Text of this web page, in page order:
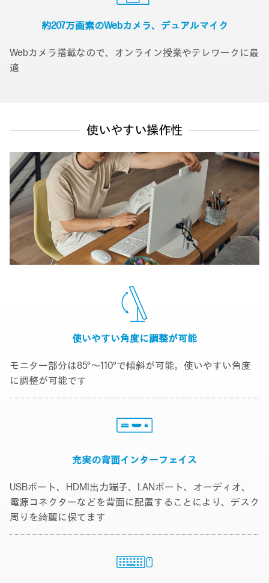
約207万画素のWebカメラ、 デュアルマイク
Webカメラ搭載なので、オンライン授業やテレワークに最
適
使いやすい操作性
使いやすい角度に調整が可能
モニター部分は85°～110°で傾斜が可能。使いやすい角度
に調整が可能です
充実の背面インターフェイス
USBポート、HDMI出力端子、LANポート、オーディオ、
電源コネクターなどを背面に配置することにより、デスク
周りを綺麗に保てます